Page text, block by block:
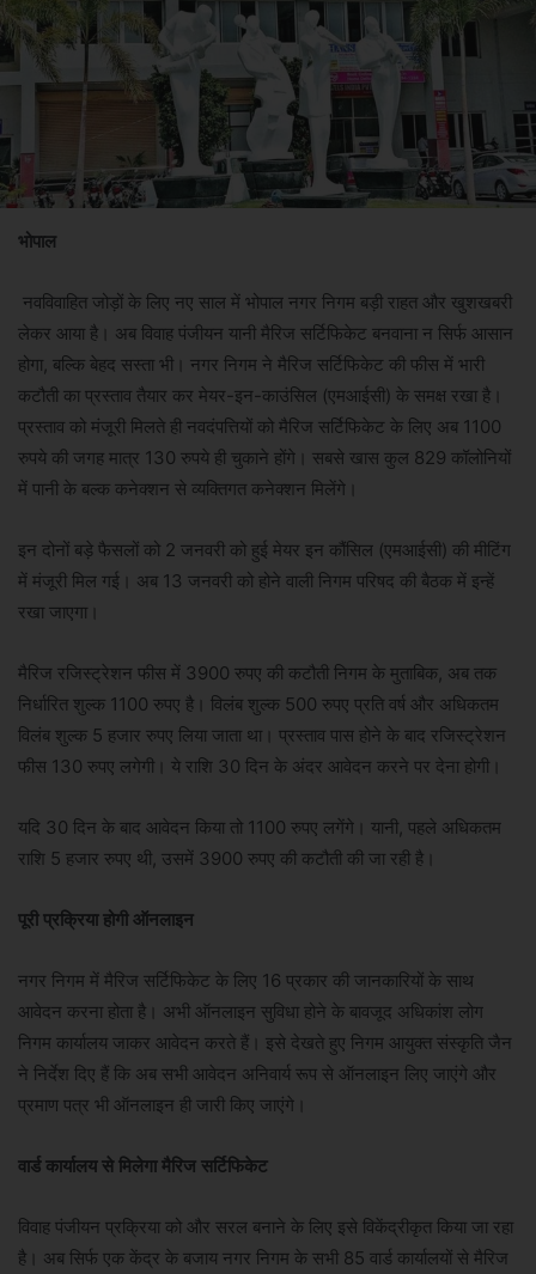
भोपाल
नवविवाहित जोड़ों के लिए नए साल में भोपाल नगर निगम बड़ी राहत और खुशखबरी
लेकर आया है। अब विवाह पंजीयन यानी मैरिज सर्टिफिकेट बनवाना न सिर्फ आसान
होगा, बल्कि बेहद सस्ता भी। नगर निगम ने मैरिज सर्टिफिकेट की फीस में भारी
कटौती का प्रस्ताव तैयार कर मेयर-इन-काउंसिल (एमआईसी) के समक्ष रखा है।
प्रस्ताव को मंजूरी मिलते ही नवदंपत्तियों को मैरिज सर्टिफिकेट के लिए अब 1100
रुपये की जगह मात्र 130 रुपये ही चुकाने होंगे। सबसे खास कुल 829 कॉलोनियों
में पानी के बल्क कनेक्शन से व्यक्तिगत कनेक्शन मिलेंगे।
इन दोनों बड़े फैसलों को 2 जनवरी को हुई मेयर इन कौंसिल (एमआईसी) की मीटिंग
में मंजूरी मिल गई। अब 13 जनवरी को होने वाली निगम परिषद की बैठक में इन्हें
रखा जाएगा।
मैरिज रजिस्ट्रेशन फीस में 3900 रुपए की कटौती निगम के मुताबिक, अब तक
निर्धारित शुल्क 1100 रुपए है। विलंब शुल्क 500 रुपए प्रति वर्ष और अधिकतम
विलंब शुल्क 5 हजार रुपए लिया जाता था। प्रस्ताव पास होने के बाद रजिस्ट्रेशन
फीस 130 रुपए लगेगी। ये राशि 30 दिन के अंदर आवेदन करने पर देना होगी।
यदि 30 दिन के बाद आवेदन किया तो 1100 रुपए लगेंगे। यानी, पहले अधिकतम
राशि 5 हजार रुपए थी, उसमें 3900 रुपए की कटौती की जा रही है।
पूरी प्रक्रिया होगी ऑनलाइन
नगर निगम में मैरिज सर्टिफिकेट के लिए 16 प्रकार की जानकारियों के साथ
आवेदन करना होता है। अभी ऑनलाइन सुविधा होने के बावजूद अधिकांश लोग
निगम कार्यालय जाकर आवेदन करते हैं। इसे देखते हुए निगम आयुक्त संस्कृति जैन
ने निर्देश दिए हैं कि अब सभी आवेदन अनिवार्य रूप से ऑनलाइन लिए जाएंगे और
प्रमाण पत्र भी ऑनलाइन ही जारी किए जाएंगे।
वार्ड कार्यालय से मिलेगा मैरिज सर्टिफिकेट
विवाह पंजीयन प्रक्रिया को और सरल बनाने के लिए इसे विकेंद्रीकृत किया जा रहा
है। अब सिर्फ एक केंद्र के बजाय नगर निगम के सभी 85 वार्ड कार्यालयों से मैरिज